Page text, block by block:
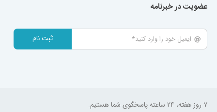
عضویت در خبرنامه
ثبت نام
۷ روز هفته، ۲۴ ساعته پاسخگوی شما هستیم.